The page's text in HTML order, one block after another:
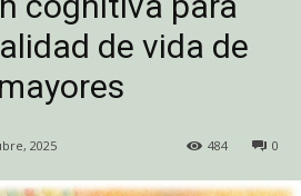
de vida de
2025 0
484